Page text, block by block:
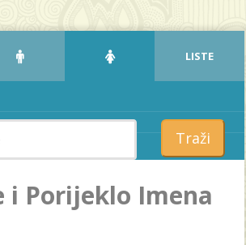
LISTE
Traži
i Porijeklo Imena